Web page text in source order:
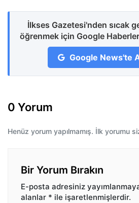
İlkses Gazetesi'nden sıcak
öğrenmek için Google
Google News'te
0 Yorum
Henüz yorum yapılmamış. İlk yorumu
Bir Yorum Bırakın
E-posta adresiniz
alanlar * ile işaretlenmişlerdir.